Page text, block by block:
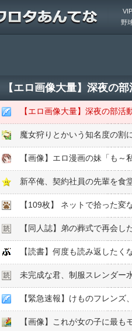
VIP
野
【エロ画像大量】深夜の
【エロ画像大量】深夜の部活
魔女狩りとかいう知名度の割
【画像】エロ漫画の妹「も～
新卒俺、契約社員の先輩を食
【109枚】 ネットで拾った変
【同人誌】弟の葬式で再会
【読書】何度も読み返したく
未完成な君、制服スレンダー
【緊急速報】けものフレン
【画像】これが女の子に最